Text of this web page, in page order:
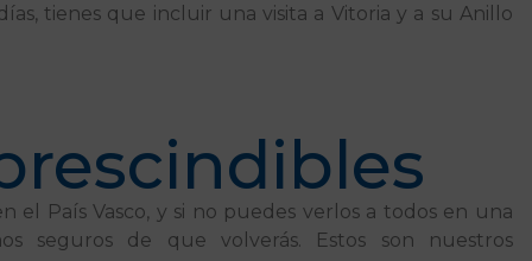
tienes que incluir una visita a Vitoria y a su Anillo
País Vasco, y si no puedes verlos a todos en una
seguros de que volverás. Estos son nuestros